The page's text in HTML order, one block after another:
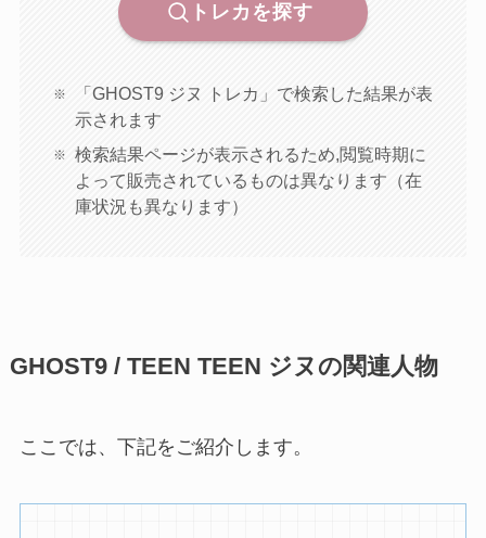
トレカを探す
「GHOST9 ジヌ トレカ」で検索した結果が表
示されます
検索結果ページが表示されるため,閲覧時期に
よって販売されているものは異なります（在
庫状況も異なります）
GHOST9 / TEEN TEEN ジヌの関連人物
ここでは、下記をご紹介します。